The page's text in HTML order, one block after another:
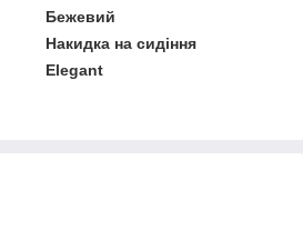
Бежевий
Накидка на сидіння
Elegant